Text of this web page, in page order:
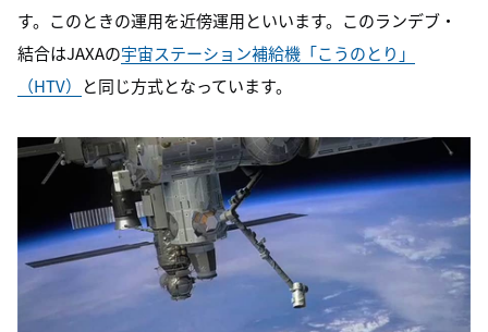
す。このときの運用を近傍運用といいます。このランデブ・
結合はJAXAの宇宙ステーション補給機「こうのとり」
（HTV）
と同じ方式となっています。